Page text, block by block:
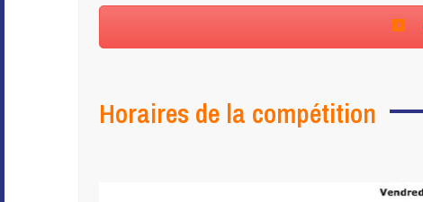
Horaires de la compétition